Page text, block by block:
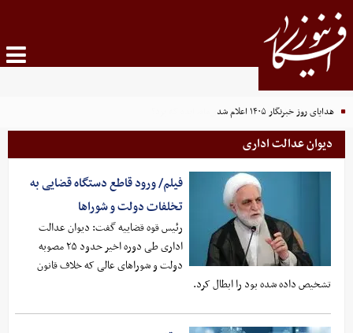
هدایای روز خبرنگار ۱۴۰۵ اعلام شد
دیوان عدالت اداری
فیلم/ ورود قاطع دستگاه قضایی به
تخلفات دولت و شوراها
رئیس قوه قضاییه گفت: دیوان عدالت
اداری طی دوره اخیر حدود ۲۵ مصوبه
دولت و شوراهای عالی که خلاف قانون
تشخیص داده شده بود را ابطال کرد.